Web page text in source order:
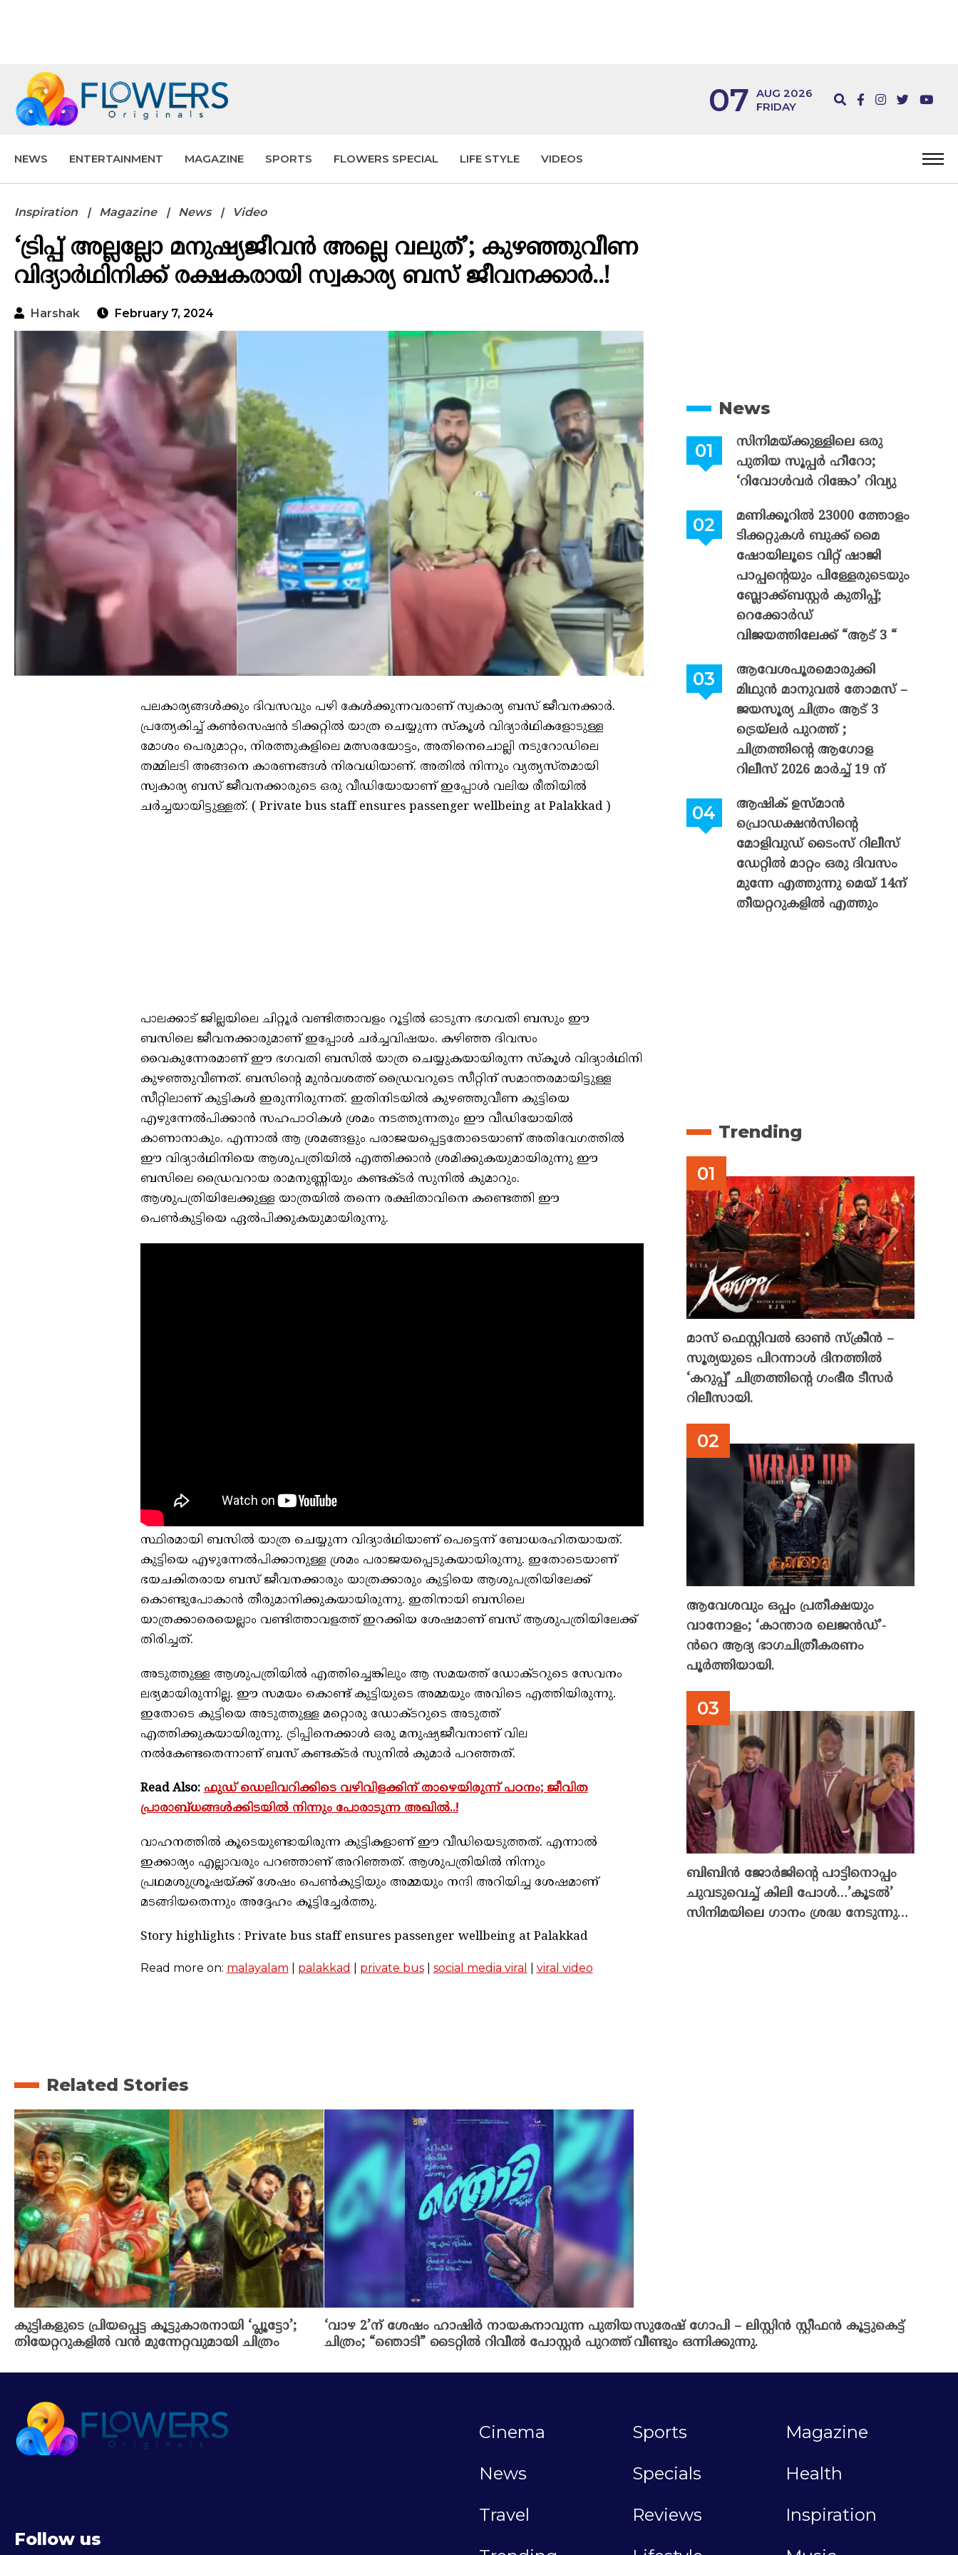
07 AUG 2026
FRIDAY
NEWS ENTERTAINMENT MAGAZINE SPORTS FLOWERS SPECIAL LIFE STYLE VIDEOS
Inspiration Magazine News Video
‘ട്രിപ്പ് അല്ലല്ലോ മനുഷ്യജീവൻ അല്ലെ വലുത്’; കുഴഞ്ഞുവീണ
വിദ്യാര്‍ഥിനിക്ക് രക്ഷകരായി സ്വകാര്യ ബസ് ജീവനക്കാർ..!
Harshak February 7, 2024
പലകാര്യങ്ങള്‍ക്കും ദിവസവും പഴി കേള്‍ക്കുന്നവരാണ് സ്വകാര്യ ബസ് ജീവനക്കാര്‍.
പ്രത്യേകിച്ച് കണ്‍സെഷന്‍ ടിക്കറ്റില്‍ യാത്ര ചെയ്യുന്ന സ്‌കൂള്‍ വിദ്യാര്‍ഥികളോടുള്ള
മോശം പെരുമാറ്റം, നിരത്തുകളിലെ മത്സരയോട്ടം, അതിനെചൊല്ലി നടുറോഡിലെ
തമ്മിലടി അങ്ങനെ കാരണങ്ങള്‍ നിരവധിയാണ്. അതില്‍ നിന്നും വ്യത്യസ്തമായി
സ്വകാര്യ ബസ് ജീവനക്കാരുടെ ഒരു വീഡിയോയാണ് ഇപ്പോള്‍ വലിയ രീതിയില്‍
ചര്‍ച്ചയായിട്ടുള്ളത്. ( Private bus staff ensures passenger wellbeing at Palakkad )
പാലക്കാട് ജില്ലയിലെ ചിറ്റൂര്‍ വണ്ടിത്താവളം റൂട്ടില്‍ ഓടുന്ന ഭഗവതി ബസും ഈ
ബസിലെ ജീവനക്കാരുമാണ് ഇപ്പോള്‍ ചര്‍ച്ചവിഷയം. കഴിഞ്ഞ ദിവസം
വൈകുന്നേരമാണ് ഈ ഭഗവതി ബസില്‍ യാത്ര ചെയ്യുകയായിരുന്ന സ്‌കൂള്‍ വിദ്യാര്‍ഥിനി
കുഴഞ്ഞുവീണത്. ബസിന്റെ മുന്‍വശത്ത് ഡ്രൈവറുടെ സീറ്റിന് സമാന്തരമായിട്ടുള്ള
സീറ്റിലാണ് കുട്ടികള്‍ ഇരുന്നിരുന്നത്. ഇതിനിടയില്‍ കുഴഞ്ഞുവീണ കുട്ടിയെ
എഴുന്നേല്‍പിക്കാന്‍ സഹപാഠികള്‍ ശ്രമം നടത്തുന്നതും ഈ വീഡിയോയില്‍
കാണാനാകും. എന്നാല്‍ ആ ശ്രമങ്ങളും പരാജയപ്പെട്ടതോടെയാണ് അതിവേഗത്തില്‍
ഈ വിദ്യാര്‍ഥിനിയെ ആശുപത്രിയില്‍ എത്തിക്കാന്‍ ശ്രമിക്കുകയുമായിരുന്നു ഈ
ബസിലെ ഡ്രൈവറായ രാമനുണ്ണിയും കണ്ടക്ടര്‍ സുനില്‍ കുമാറും.
ആശുപത്രിയിലേക്കുള്ള യാത്രയില്‍ തന്നെ രക്ഷിതാവിനെ കണ്ടെത്തി ഈ
പെണ്‍കുട്ടിയെ ഏല്‍പിക്കുകയുമായിരുന്നു.
സ്ഥിരമായി ബസില്‍ യാത്ര ചെയ്യുന്ന വിദ്യാര്‍ഥിയാണ് പെട്ടെന്ന് ബോധരഹിതയായത്.
കുട്ടിയെ എഴുന്നേല്‍പിക്കാനുള്ള ശ്രമം പരാജയപ്പെടുകയായിരുന്നു. ഇതോടെയാണ്
ഭയചകിതരായ ബസ് ജീവനക്കാരും യാത്രക്കാരും കുട്ടിയെ ആശുപത്രിയിലേക്ക്
കൊണ്ടുപോകാന്‍ തീരുമാനിക്കുകയായിരുന്നു. ഇതിനായി ബസിലെ
യാത്രക്കാരെയെല്ലാം വണ്ടിത്താവളത്ത് ഇറക്കിയ ശേഷമാണ് ബസ് ആശുപത്രിയിലേക്ക്
തിരിച്ചത്.
അടുത്തുള്ള ആശുപത്രിയില്‍ എത്തിച്ചെങ്കിലും ആ സമയത്ത് ഡോക്ടറുടെ സേവനം
ലഭ്യമായിരുന്നില്ല. ഈ സമയം കൊണ്ട് കുട്ടിയുടെ അമ്മയും അവിടെ എത്തിയിരുന്നു.
ഇതോടെ കുട്ടിയെ അടുത്തുള്ള മറ്റൊരു ഡോക്ടറുടെ അടുത്ത്
എത്തിക്കുകയായിരുന്നു. ട്രിപ്പിനെക്കാള്‍ ഒരു മനുഷ്യജീവനാണ് വില
നല്‍കേണ്ടതെന്നാണ് ബസ് കണ്ടക്ടര്‍ സുനില്‍ കുമാര്‍ പറഞ്ഞത്.
Read Also: ഫുഡ് ഡെലിവറിക്കിടെ വഴിവിളക്കിന് താഴെയിരുന്ന് പഠനം; ജീവിത
പ്രാരാബ്ധങ്ങള്‍ക്കിടയിൽ നിന്നും പോരാടുന്ന അഖിൽ..!
വാഹനത്തില്‍ കൂടെയുണ്ടായിരുന്ന കുട്ടികളാണ് ഈ വീഡിയെടുത്തത്. എന്നാല്‍
ഇക്കാര്യം എല്ലാവരും പറഞ്ഞാണ് അറിഞ്ഞത്. ആശുപത്രിയില്‍ നിന്നും
പ്രഥമശുശ്രൂഷയ്ക്ക് ശേഷം പെണ്‍കുട്ടിയും അമ്മയും നന്ദി അറിയിച്ച ശേഷമാണ്
മടങ്ങിയതെന്നും അദ്ദേഹം കൂട്ടിച്ചേര്‍ത്തു.
Story highlights : Private bus staff ensures passenger wellbeing at Palakkad
Read more on: malayalam palakkad private bus| social media viral viral video
News
സിനിമയ്ക്കുള്ളിലെ ഒരു
പുതിയ സൂപ്പർ ഹീറോ;
‘റിവോൾവർ റിങ്കോ’ റിവ്യു
മണിക്കൂറിൽ 23000 ത്തോളം
ടിക്കറ്റുകൾ ബുക്ക് മൈ
ഷോയിലൂടെ വിറ്റ് ഷാജി
പാപ്പന്റെയും പിള്ളേരുടെയും
ബ്ലോക്ക്ബസ്റ്റർ കുതിപ്പ്;
റെക്കോർഡ്
വിജയത്തിലേക്ക് “ആട് 3 “
ആവേശപൂരമൊരുക്കി
മിഥുൻ മാനുവൽ തോമസ് –
ജയസൂര്യ ചിത്രം ആട് 3
ട്രെയ്‌ലർ പുറത്ത് ;
ചിത്രത്തിന്റെ ആഗോള
റിലീസ് 2026 മാർച്ച് 19 ന്
ആഷിക് ഉസ്മാൻ
പ്രൊഡക്ഷൻസിന്റെ
മോളിവുഡ് ടൈംസ് റിലീസ്
ഡേറ്റിൽ മാറ്റം ഒരു ദിവസം
മുന്നേ എത്തുന്നു മെയ് 14ന്
തീയറ്ററുകളിൽ എത്തും
Trending
മാസ് ഫെസ്റ്റിവൽ ഓൺ സ്‌ക്രീൻ –
സൂര്യയുടെ പിറന്നാൾ ദിനത്തിൽ
‘കറുപ്പ്’ ചിത്രത്തിന്റെ ഗംഭീര ടീസർ
റിലീസായി.
ആവേശവും ഒപ്പം പ്രതീക്ഷയും
വാനോളം; ‘കാന്താര ലെജൻഡ്’-
ൻറെ ആദ്യ ഭാഗചിത്രീകരണം
പൂർത്തിയായി.
ബിബിൻ ജോർജിന്റെ പാട്ടിനൊപ്പം
ചുവടുവെച്ച് കിലി പോൾ…’കൂടൽ’
സിനിമയിലെ ഗാനം ശ്രദ്ധ നേടുന്നു…
Related Stories
കുട്ടികളുടെ പ്രിയപ്പെട്ട കൂട്ടുകാരനായി ‘പ്ലൂട്ടോ’;
തിയേറ്ററുകളിൽ വൻ മുന്നേറ്റവുമായി ചിത്രം
‘വാഴ 2’ന് ശേഷം ഹാഷിർ നായകനാവുന്ന പുതിയ
ചിത്രം; “ഞൊടി” ടൈറ്റിൽ റിവീൽ പോസ്റ്റർ പുറത്ത്
സുരേഷ് ഗോപി – ലിസ്റ്റിൻ സ്റ്റീഫൻ കൂട്ടുകെട്ട്
വീണ്ടും ഒന്നിക്കുന്നു.
Follow us
Cinema Sports
Magazine
News
Specials
Health
Travel
Reviews
Inspiration